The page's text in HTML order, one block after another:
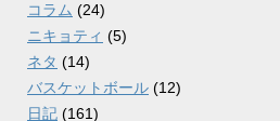
コラム (24)
ニキョティ (5)
ネタ (14)
バスケットボール (12)
日記 (161)